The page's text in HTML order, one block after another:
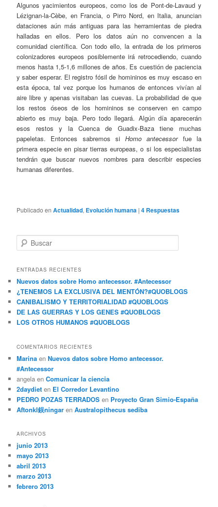
Algunos yacimientos europeos, como los de Pont-de-Lavaud y
Lézignan-la-Cèbe, en Francia, o Pirro Nord, en Italia, anuncian
dataciones aún más antiguas para las herramientas de piedra
halladas en ellos. Pero los datos aún no convencen a la
comunidad científica. Con todo ello, la entrada de los primeros
colonizadores europeos posiblemente irá retrocediendo, cuando
menos hasta 1,5-1,6 millones de años. Es cuestión de paciencia
y saber esperar. El registro fósil de homininos es muy escaso en
esta época, tal vez porque los humanos de entonces vivían al
aire libre y apenas visitaban las cuevas. La probabilidad de que
los restos óseos de los homininos se conserven en campo
abierto es muy baja. Pero todo llegará. Algún día aparecerán
esos restos y la Cuenca de Guadix-Baza tiene muchas
papeletas. Entonces sabremos siHomo antecessorfue la
primera especie en pisar tierras europeas, o si los especialistas
tendrán que buscar nuevos nombres para describir especies
humanas diferentes.
Publicado en Actualidad, Evolución humana |4 Respuestas
Buscar
ENTRADAS RECIENTES
Nuevos datos sobre Homo antecessor. #Antecessor
¿TENEMOS LA EXCLUSIVA DEL MENTÓN?#QUOBLOGS
CANIBALISMO Y TERRITORIALIDAD #QUOBLOGS
DE LAS GUERRAS Y LOS GENES #QUOBLOGS
LOS OTROS HUMANOS #QUOBLOGS
COMENTARIOS RECIENTES
Marina enNuevos datos sobre Homo antecessor.
#Antecessor
angela enComunicar la ciencia
2daydiet en El Corredor Levantino
PEDRO POZAS TERRADOS en Proyecto Gran Simio-España
Aftonkl鋘ningar enAustralopithecus sediba
ARCHIVOS
junio 2013
mayo 2013
abril 2013
marzo 2013
febrero 2013